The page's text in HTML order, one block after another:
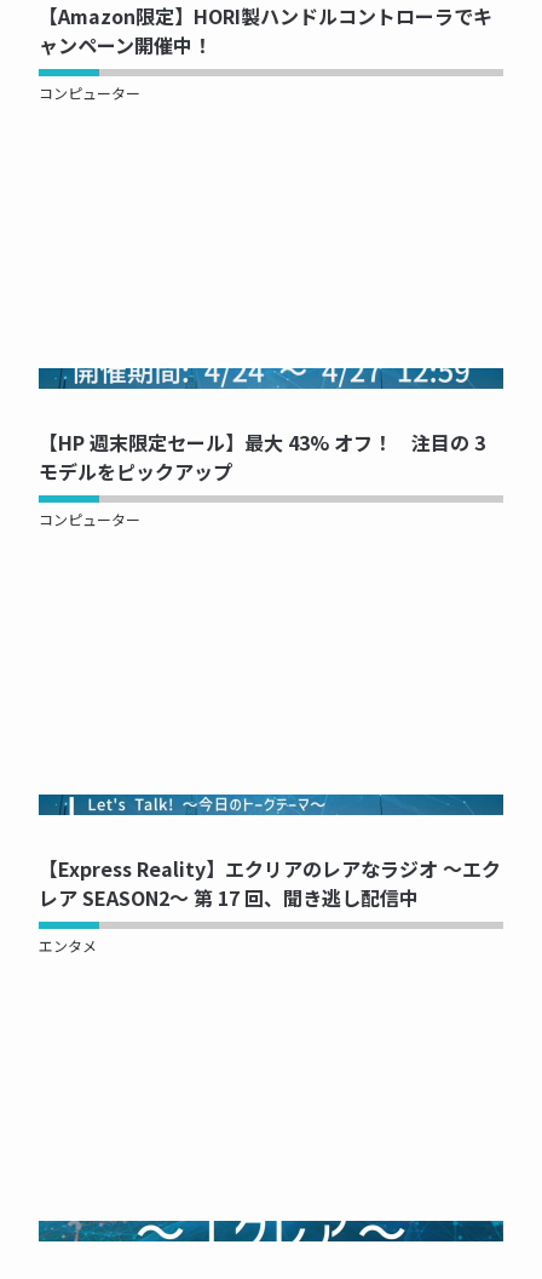
【Amazon限定】HORI製ハンドルコントローラでキ
ャンペーン開催中！
コンピューター
NOW PRINTING...
【HP 週末限定セール】最大 43% オフ！ 注目の 3
モデルをピックアップ
コンピューター
NOW PRINTING...
【Express Reality】エクリアのレアなラジオ ～エク
レア SEASON2～ 第 17 回、聞き逃し配信中
エンタメ
NOW PRINTING...